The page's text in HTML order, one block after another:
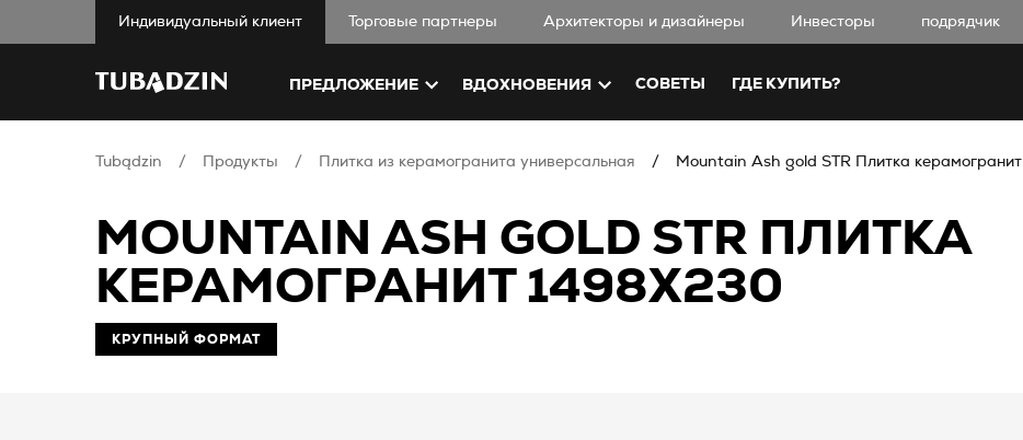
Индивидуальный клиент Торговые партнеры Aрхитекторы и дизайнеры Инвесторы подрядчик
ПРЕДЛОЖЕНИЕ ВДОХНОВЕНИЯ СОВЕТЫ ГДЕ КУПИТЬ?
Tubądzin Продукты Плитка из керамогранита универсальная Mountain Ash gold STR Плитка керамогранит
MOUNTAIN ASH GOLD STR ПЛИТКА
КЕРАМОГРАНИТ 1498X230
КРУПНЫЙ ФОРМАТ